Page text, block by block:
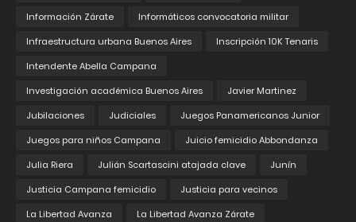
Información Zárate
Informáticos convocatoria militar
Infraestructura urbana Buenos Aires
Inscripción 10K Tenaris
Intendente Abella Campana
Investigación académica Buenos Aires
Javier Martinez
Jubilaciones
Judiciales
Juegos Panamericanos Junior
Juegos para niños Campana
Juicio femicidio Abbondanza
Julia Riera
Julián Scartascini atajada clave
Junín
Justicia Campana femicidio
Justicia para vecinos
La Libertad Avanza
La Libertad Avanza Zárate